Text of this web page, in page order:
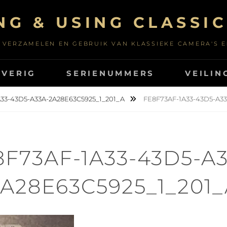
& USING
EN GEBRUIK VAN KLASSIEKE CAMERA'S
SERIENUMMERS
43D5-A33A-2A28E63C5925_1_201_A FE8F73AF-1A33-43D5-
1A33-43D5-